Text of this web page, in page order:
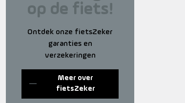
op de fiets!
Ontdek onze fietsZeker
garanties en
verzekeringen
Meer over
fietsZeker